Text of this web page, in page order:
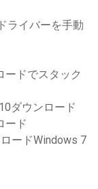
ライバーを手動
ードでスタック
ダウンロード
ード
ードWindows 7